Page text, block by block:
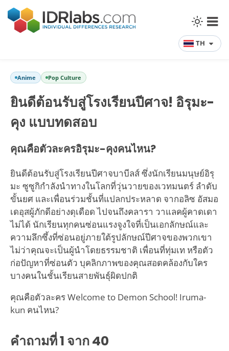
TH
Anime Pop Culture
ยินดีต้อนรับสู่โรงเรียนปีศาจ! อิรุมะ-
คุง แบบทดสอบ
คุณคือตัวละครอิรุมะ-คุงคนไหน?
ยินดีต้อนรับสู่โรงเรียนปีศาจบาบีลส์ ซึ่งนักเรียนมนุษย์อิรุ
มะ ซูซูกิกำลังนำทางในโลกที่วุ่นวายของเวทมนตร์ ลำดับ
ขั้นยศ และเพื่อนร่วมชั้นที่แปลกประหลาด จากอลิซ อัสมอ
เดอุสผู้ภักดีอย่างดุเดือด ไปจนถึงคลารา วาแลคผู้คาดเดา
ไม่ได้ นักเรียนทุกคนซ่อนแรงจูงใจที่เป็นเอกลักษณ์และ
ความลึกซึ้งที่ซ่อนอยู่ภายใต้รูปลักษณ์ปีศาจของพวกเขา
ไม่ว่าคุณจะเป็นผู้นำโดยธรรมชาติ เพื่อนที่ทุ่มเท หรือตัว
ก่อปัญหาที่ซ่อนตัว บุคลิกภาพของคุณสอดคล้องกับใคร
บางคนในชั้นเรียนสายพันธุ์ผิดปกติ
คุณคือตัวละคร Welcome to Demon School! Iruma-
kun คนไหน?
คำถามที่1 จาก 40